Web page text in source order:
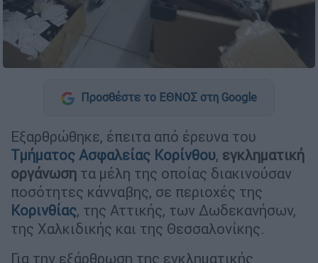
Προσθέστε το ΕΘΝΟΣ στη Google
Εξαρθρώθηκε, έπειτα από έρευνα του
Τμήματος Ασφαλείας Κορίνθου, εγκληματική
οργάνωση τα μέλη της οποίας διακινούσαν
ποσότητες κάνναβης, σε περιοχές της
Κορινθίας, της Αττικής, των Δωδεκανήσων,
της Χαλκιδικής και της Θεσσαλονίκης.
Για την εξάρθρωση της εγκληματικής